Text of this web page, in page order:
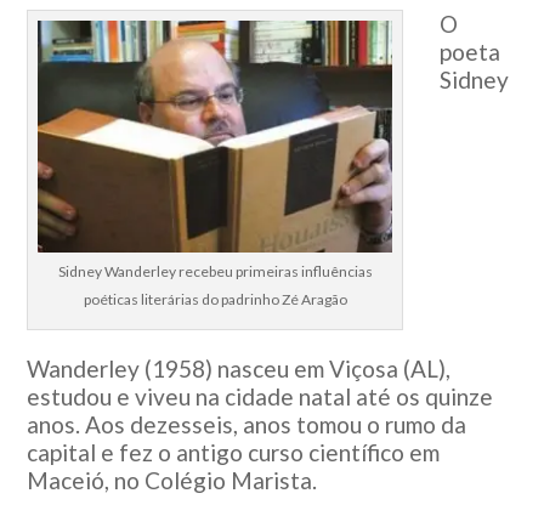
Sidney Wanderley recebeu primeiras influências
poéticas literárias do padrinho Zé Aragão
O
poeta
Sidney
Wanderley (1958) nasceu em Viçosa (AL),
estudou e viveu na cidade natal até os quinze
anos. Aos dezesseis, anos tomou o rumo da
capital e fez o antigo curso científico em
Maceió, no Colégio Marista.